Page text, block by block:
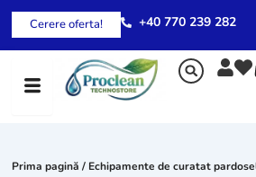
Skip
content
Cerere oferta! +40 770 239 282
Prima pagină / Echipamente de curatat